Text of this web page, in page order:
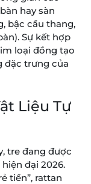
hay sàn
bậc cầu thang,
Sự kết hợp
loại đồng tạo
đặc trưng của
Liệu Tự
tre đang được
đại 2026.
tiền”, rattan